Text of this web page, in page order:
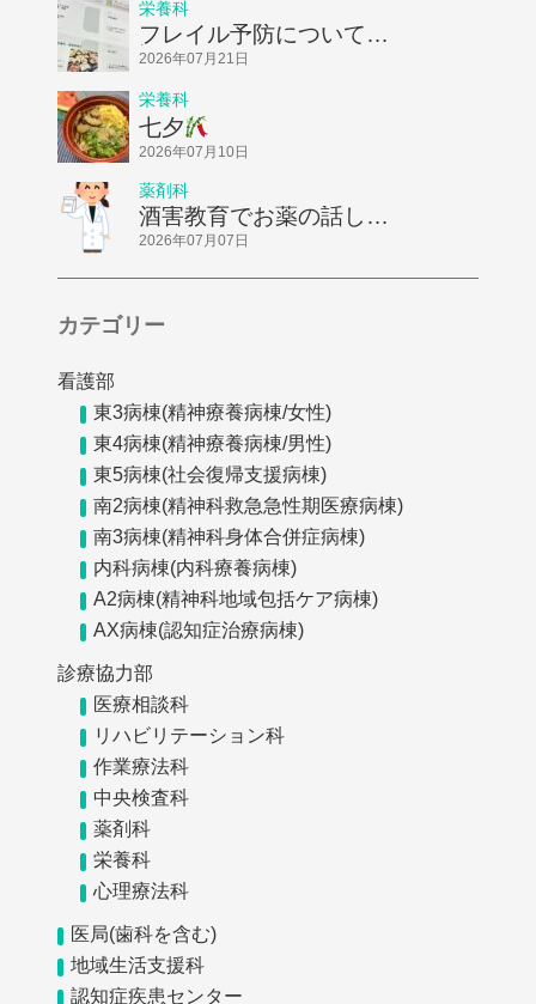
栄養科
フレイル予防についてお
話ししました！
2026年07月21日
栄養科
七夕
2026年07月10日
薬剤科
酒害教育でお薬の話しを
してきました
2026年07月07日
カテゴリー
看護部
東3病棟(精神療養病棟/女性)
東4病棟(精神療養病棟/男性)
東5病棟(社会復帰支援病棟)
南2病棟(精神科救急急性期医療病棟)
南3病棟(精神科身体合併症病棟)
内科病棟(内科療養病棟)
A2病棟(精神科地域包括ケア病棟)
AX病棟(認知症治療病棟)
診療協力部
医療相談科
リハビリテーション科
作業療法科
中央検査科
薬剤科
栄養科
心理療法科
医局(歯科を含む)
地域生活支援科
認知症疾患センター